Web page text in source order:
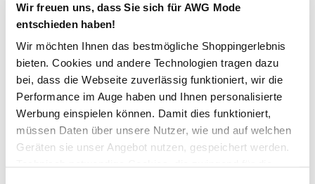
Wir freuen uns, dass Sie sich für AWG Mode
entschieden haben!
Wir möchten Ihnen das bestmögliche Shoppingerlebnis
bieten. Cookies und andere Technologien tragen dazu
bei, dass die Webseite zuverlässig funktioniert, wir die
Performance im Auge haben und Ihnen personalisierte
Werbung einspielen können. Damit dies funktioniert,
müssen Daten über unsere Nutzer, wie und auf welchen
Geräten sie unser Angebot nutzen, gespeichert werden.
Ich möchte mich zum AWG Newsletter anmelden. Die Einwilligung kann ich
habe dieDatenschutzerklärung
Sicher bezahlen